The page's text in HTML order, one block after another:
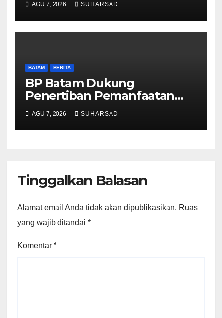
Reguler Segera Hadir Melalui
LMS
AGU 7, 2026 SUHARSAD
BATAM BERITA
BP Batam Dukung
Penertiban Pemanfaatan
Ruang Laut Sesuai
Ketentuan Peraturan
Perundang-undangan
AGU 7, 2026 SUHARSAD
Tinggalkan Balasan
Alamat email Anda tidak akan dipublikasikan. Ruas
yang wajib ditandai *
Komentar *